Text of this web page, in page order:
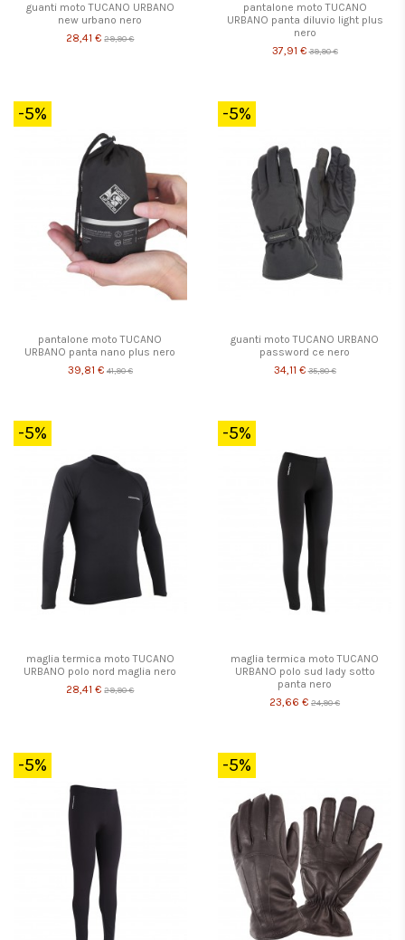
guanti moto TUCANO URBANO
new urbano nero
28,41 € 29,90 €
pantalone moto TUCANO
URBANO panta diluvio light plus
nero
37,91 € 39,90 €
-5%
pantalone moto TUCANO
URBANO panta nano plus nero
39,81 € 41,90 €
-5%
guanti moto TUCANO URBANO
password ce nero
34,11 € 35,90 €
-5%
maglia termica moto TUCANO
URBANO polo nord maglia nero
28,41 € 29,90 €
-5%
maglia termica moto TUCANO
URBANO polo sud lady sotto
panta nero
23,66 € 24,90 €
-5% -5%